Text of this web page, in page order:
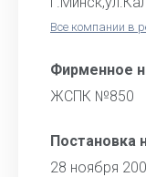
Все компании в
Фирменное
ЖСПК №850
Постановка
28 ноября